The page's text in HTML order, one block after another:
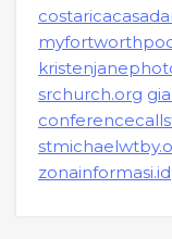
srchurch.org
zonainformasi.id